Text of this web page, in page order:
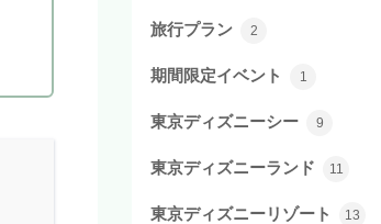
旅行プラン 2
期間限定イベント 1
東京ディズニーシー 9
東京ディズニーランド 11
東京ディズニーリゾート 13